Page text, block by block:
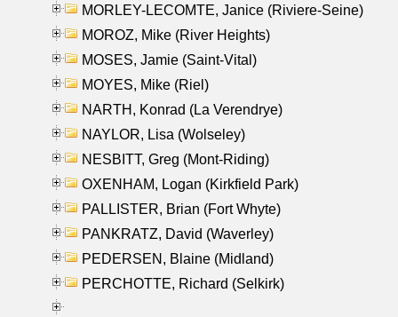
MORLEY-LECOMTE, Janice (Riviere-Seine)
MOROZ, Mike (River Heights)
MOSES, Jamie (Saint-Vital)
MOYES, Mike (Riel)
NARTH, Konrad (La Verendrye)
NAYLOR, Lisa (Wolseley)
NESBITT, Greg (Mont-Riding)
OXENHAM, Logan (Kirkfield Park)
PALLISTER, Brian (Fort Whyte)
PANKRATZ, David (Waverley)
PEDERSEN, Blaine (Midland)
PERCHOTTE, Richard (Selkirk)